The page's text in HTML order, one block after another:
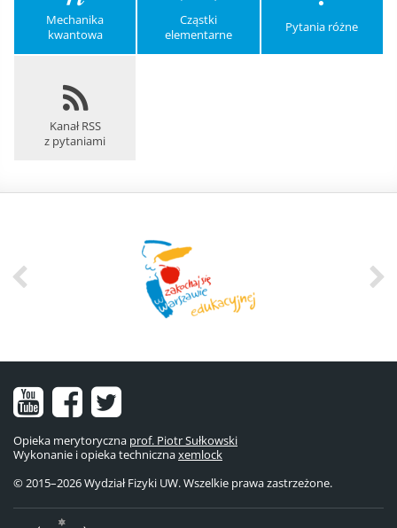
Mechanika
kwantowa
Cząstki
elementarne
Pytania różne
Kanał RSS
z pytaniami
Nasz
kanał
na
YouTube
Nasz
fanpage
na
Facebooku
Nasze
konto
na
Twitterze
Opieka merytoryczna prof. Piotr Sułkowski
Wykonanie i opieka technicznaxemlock
© 2015–2026 Wydział Fizyki UW. Wszelkie prawa zastrzeżone.